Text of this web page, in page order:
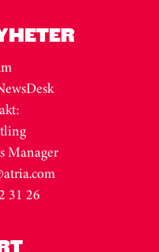
Manager
31 26